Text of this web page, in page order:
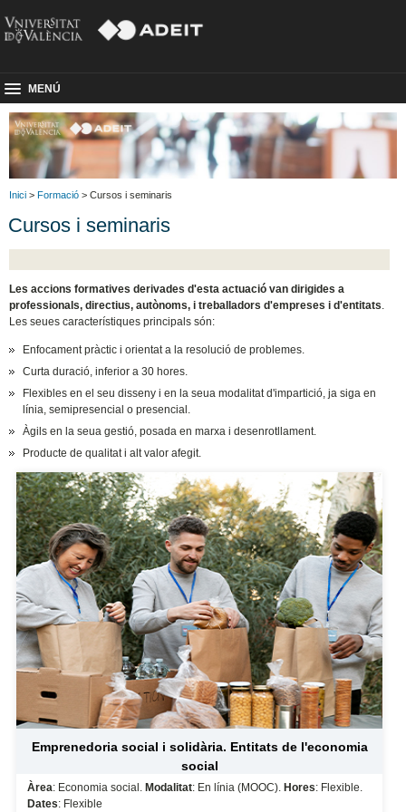
MENÚ
Inici > Formació > Cursos i seminaris
Cursos i seminaris
Les accions formatives derivades d'esta actuació van dirigides a
professionals, directius, autònoms, i treballadors d'empreses i d'entitats.
Les seues característiques principals són:
Enfocament pràctic i orientat a la resolució de problemes.
Curta duració, inferior a 30 hores.
Flexibles en el seu disseny i en la seua modalitat d'impartició, ja siga en
línia, semipresencial o presencial.
Àgils en la seua gestió, posada en marxa i desenrotllament.
Producte de qualitat i alt valor afegit.
Emprenedoria social i solidària. Entitats de l'economia
social
Àrea: Economia social. Modalitat: En línia (MOOC). Hores: Flexible.
Dates: Flexible